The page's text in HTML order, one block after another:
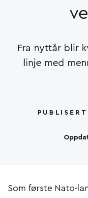
Fra nyttår blir
linje med
​​​Som første Nato-